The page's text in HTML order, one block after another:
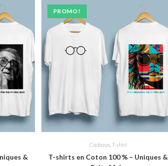
&
PROMO !
Cadeaux, T-shirt
T-shirts en Coton 100 % – Uniques &